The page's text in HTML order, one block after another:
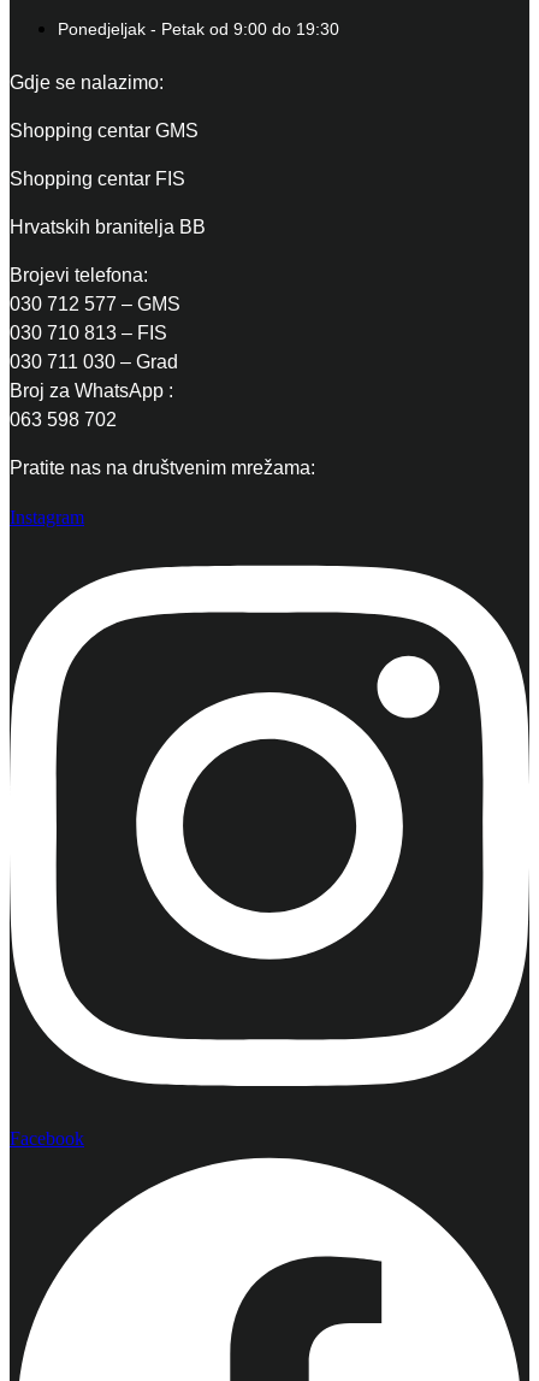
Ponedjeljak - Petak od 9:00 do 19:30
Gdje se nalazimo:
Shopping centar GMS
Shopping centar FIS
Hrvatskih branitelja BB
Brojevi telefona:
030 712 577 – GMS
030 710 813 – FIS
030 711 030 – Grad
Broj za WhatsApp :
063 598 702
Pratite nas na društvenim mrežama:
Instagram
Facebook